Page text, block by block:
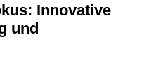
Innovative
und